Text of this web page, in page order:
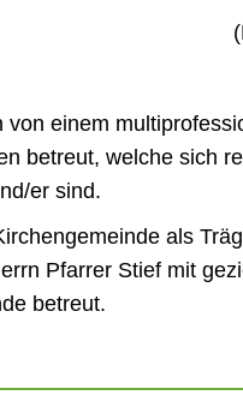
von einem
betreut, welche sich
er sind.
als
Pfarrer Stief mit
betreut.